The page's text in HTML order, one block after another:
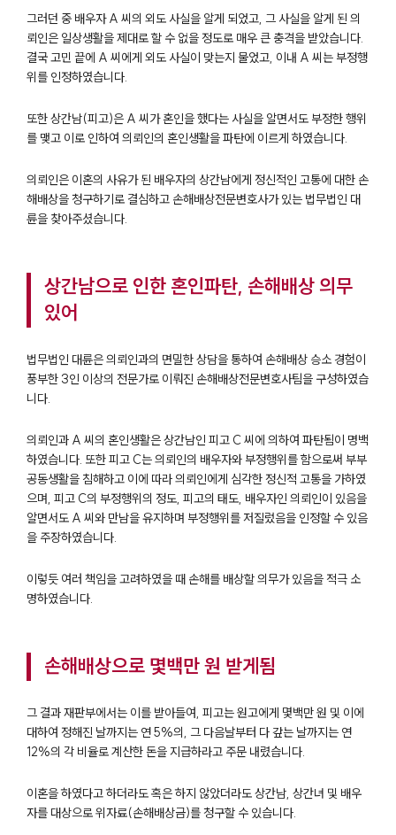
부소개
대륜의 강점
오시는 길
글로벌 파트너 로펌
그러던 중 배우자 A 씨의 외도 사실을 알게 되었고, 그 사실을 알게 된 의
뢰인은 일상생활을 제대로 할 수 없을 정도로 매우 큰 충격을 받았습니다.
결국 고민 끝에 A 씨에게 외도 사실이 맞는지 물었고, 이내 A 씨는 부정행
위를 인정하였습니다.
또한 상간남(피고)은 A 씨가 혼인을 했다는 사실을 알면서도 부정한 행위
를 맺고 이로 인하여 의뢰인의 혼인생활을 파탄에 이르게 하였습니다.
의뢰인은 이혼의 사유가 된 배우자의 상간남에게 정신적인 고통에 대한 손
해배상을 청구하기로 결심하고 손해배상전문변호사가 있는 법무법인 대
륜을 찾아주셨습니다.
상간남으로 인한 혼인파탄, 손해배상 의무
있어
법무법인 대륜은 의뢰인과의 면밀한 상담을 통하여 손해배상 승소 경험이
풍부한 3인 이상의 전문가로 이뤄진 손해배상전문변호사팀을 구성하였습
니다.
의뢰인과 A 씨의 혼인생활은 상간남인 피고 C 씨에 의하여 파탄됨이 명백
하였습니다. 또한 피고 C는 의뢰인의 배우자와 부정행위를 함으로써 부부
공동생활을 침해하고 이에 따라 의뢰인에게 심각한 정신적 고통을 가하였
으며, 피고 C의 부정행위의 정도, 피고의 태도, 배우자인 의뢰인이 있음을
알면서도 A 씨와 만남을 유지하며 부정행위를 저질렀음을 인정할 수 있음
을 주장하였습니다.
이렇듯 여러 책임을 고려하였을 때 손해를 배상할 의무가 있음을 적극 소
명하였습니다.
손해배상으로 몇백만 원 받게됨
그 결과 재판부에서는 이를 받아들여, 피고는 원고에게 몇백만 원 및 이에
대하여 정해진 날까지는 연 5%의, 그 다음날부터 다 갚는 날까지는 연
12%의 각 비율로 계산한 돈을 지급하라고 주문 내렸습니다.
이혼을 하였다고 하더라도 혹은 하지 않았더라도 상간남, 상간녀 및 배우
자를 대상으로 위자료(손해배상금)를 청구할 수 있습니다.